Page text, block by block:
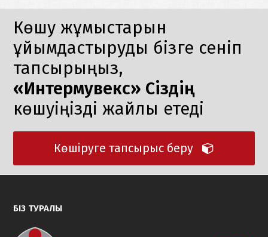
Көшу жұмыстарын
ұйымдастыруды бізге сеніп
тапсырыңыз,
«Интермувекс» Сіздің
көшуіңізді жайлы етеді
Көшіруге тапсырыс беру
БІЗ ТУРАЛЫ